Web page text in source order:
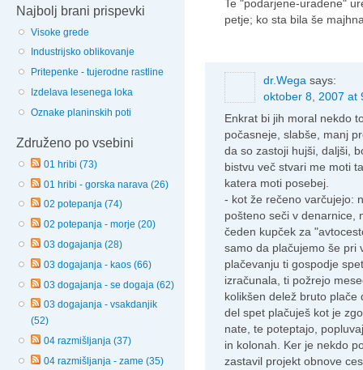
Najbolj brani prispevki
Visoke grede
Industrijsko oblikovanje
Pritepenke - tujerodne rastline
Izdelava lesenega loka
Oznake planinskih poti
Združeno po vsebini
01 hribi (73)
01 hribi - gorska narava (26)
02 potepanja (74)
02 potepanja - morje (20)
03 dogajanja (28)
03 dogajanja - kaos (66)
03 dogajanja - se dogaja (62)
03 dogajanja - vsakdanjik
(52)
04 razmišljanja (37)
04 razmišljanja - zame (35)
Te "podarjene-uradene"
petje; ko sta bila še
dr.Wega says:
oktober 8, 2007 at
Enkrat bi jih moral nekdo
počasneje, slabše, manj
da so zastoji hujši, daljši,
bistvu več stvari me moti
katera moti posebej.
- kot že rečeno varčujejo:
pošteno seči v denarnice,
čeden kupček za
samo da plačujemo še pri
plačevanju ti gospodje
izračunala, ti požrejo
kolikšen delež bruto
del spet plačuješ kot je
nate, te poteptajo,
in kolonah. Ker je nekdo
zastavil projekt obnove